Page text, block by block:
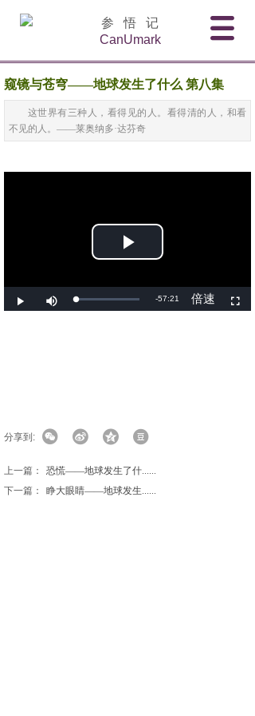
参 悟 记
CanUmark
窥镜与苍穹——地球发生了什么 第八集
这世界有三种人，看得见的人。看得清的人，和看
不见的人。——莱奥纳多·达芬奇
分享到:
上一篇：
恐慌——地球发生了什......
下一篇：
睁大眼睛——地球发生......